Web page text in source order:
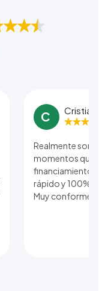
C Cristian
Realmente son
momentos que se
financiamiento. El
rápido y 100%
Muy conforme